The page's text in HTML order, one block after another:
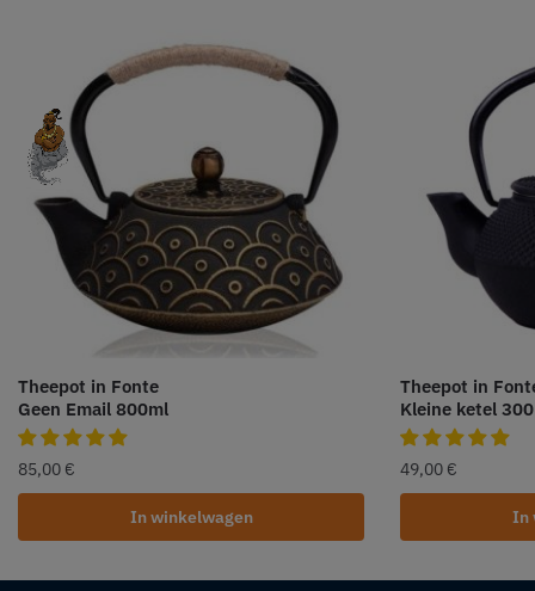
Theepot in Fonte
Geen Email 800ml
85,00 €
In winkelwagen
Theepot in
Kleine ketel
49,00 €
In